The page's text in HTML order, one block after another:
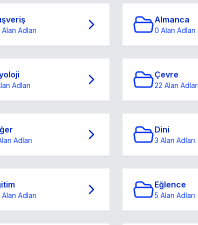
Adları
Almanca
0 Alan Adları
Adları
Çevre
22 Alan Adları
Adları
Dini
3 Alan Adları
Adları
Eğlence
5 Alan Adları